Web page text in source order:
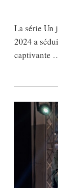
La série Un
2024 a
captivante